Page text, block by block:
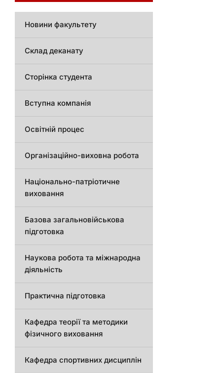
Новини факультету
Склад деканату
Сторінка студента
Вступна компанія
Освітній процес
Організаційно-виховна робота
Національно-патріотичне
виховання
Базова загальновійськова
підготовка
Наукова робота та міжнародна
діяльність
Практична підготовка
Кафедра теорії та методики
фізичного виховання
Кафедра спортивних дисциплін